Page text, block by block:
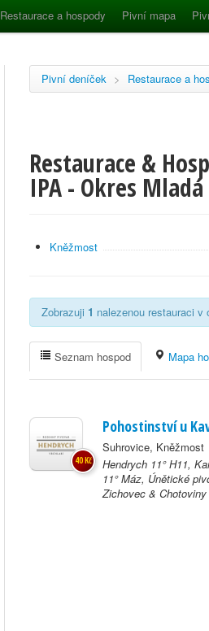
Restaurace a hospody Pivní mapa
Pivní deníček > Restaurace a
Restaurace &
IPA - Okres
Kněžmost
Zobrazuji 1 nalezenou restauraci
Seznam hospod Mapa
Pohostinství u
Suhrovice, Kněžmost
Hendrych 11° H11,
11° Máz, Únětické
Zichovec &
40 Kč